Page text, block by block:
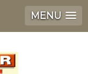
MENU